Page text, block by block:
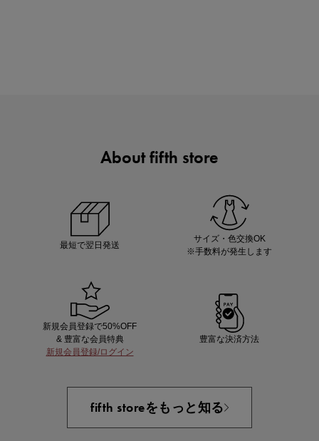
About fifth store
最短で翌日発送
サイズ・色交換OK
※手数料が発生します
新規会員登録で50%OFF
& 豊富な会員特典
新規会員登録/ログイン
豊富な決済方法
fifth storeをもっと知る